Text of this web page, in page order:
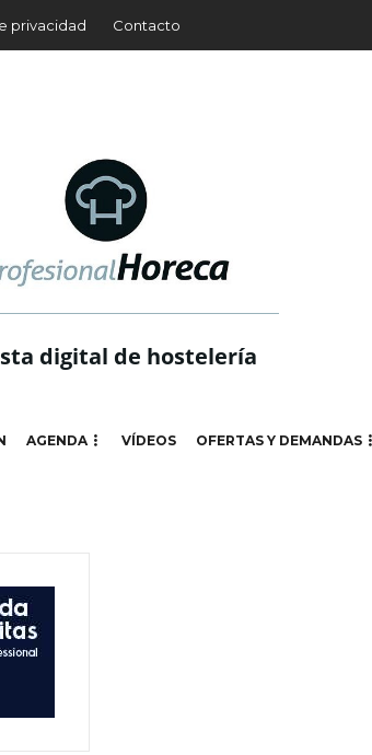
privacidad Contacto
digital de hostelería
AGENDA VÍDEOS OFERTAS Y DEMANDAS